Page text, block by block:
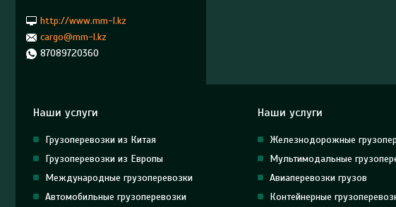
http://www.mm-l.kz
cargo@mm-l.kz
87089720360
Наши услуги
Грузоперевозки из Китая
Грузоперевозки из Европы
Международные грузоперевозки
Автомобильные грузоперевозки
Наши услуги
Железнодорожные
Мультимодальные
Авиаперевозки грузов
Контейнерные